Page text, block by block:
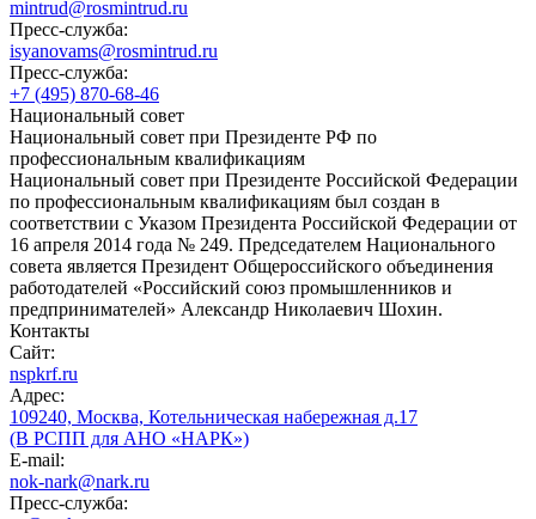
mintrud@rosmintrud.ru
Пресс-служба:
isyanovams@rosmintrud.ru
Пресс-служба:
+7 (495) 870-68-46
Национальный совет
Национальный совет при Президенте РФ по
профессиональным квалификациям
Национальный совет при Президенте Российской Федерации
по профессиональным квалификациям был создан в
соответствии с Указом Президента Российской Федерации от
16 апреля 2014 года № 249. Председателем Национального
совета является Президент Общероссийского объединения
работодателей «Российский союз промышленников и
предпринимателей» Александр Николаевич Шохин.
Контакты
Сайт:
nspkrf.ru
Адрес:
109240, Москва, Котельническая набережная д.17
(В РСПП для АНО «НАРК»)
E-mail:
nok-nark@nark.ru
Пресс-служба: